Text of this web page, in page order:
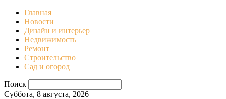
Главная
Новости
Дизайн и интерьер
Недвижимость
Ремонт
Строительство
Сад и огород
Поиск
Суббота, 8 августа, 2026